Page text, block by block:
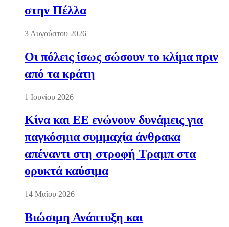
στην Πέλλα
3 Αυγούστου 2026
Οι πόλεις ίσως σώσουν το κλίμα πριν
από τα κράτη
1 Ιουνίου 2026
Κίνα και ΕΕ ενώνουν δυνάμεις για
παγκόσμια συμμαχία άνθρακα
απέναντι στη στροφή Τραμπ στα
ορυκτά καύσιμα
14 Μαΐου 2026
Βιώσιμη Ανάπτυξη και